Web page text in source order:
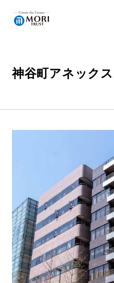
企業情報
ニュース
プロジェクト
サステナビリテ
採用情報
神谷町アネック